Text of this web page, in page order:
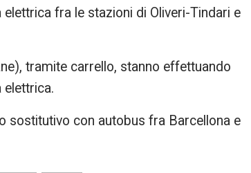
fra le stazioni di Oliveri-Tindari e
tramite carrello, stanno effettuando
elettrica.
sostitutivo con autobus fra Barcellona e